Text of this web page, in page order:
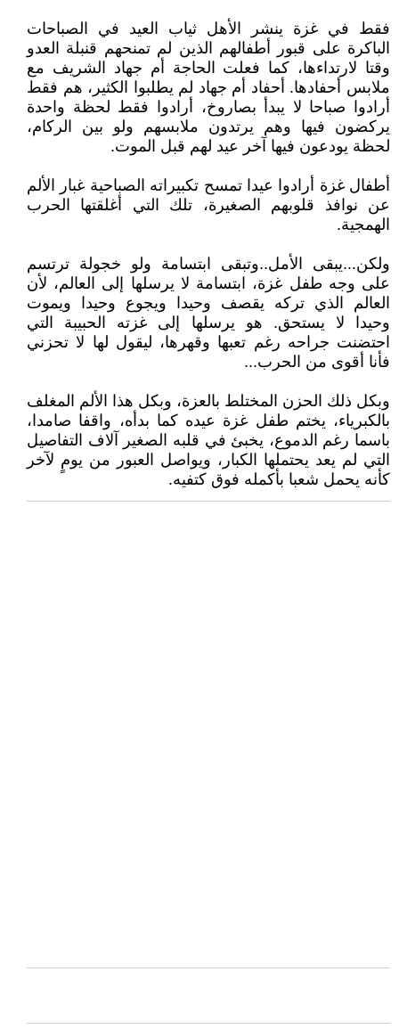
فقط في غزة ينشر الأهل ثياب العيد في الصباحات
الباكرة على قبور أطفالهم الذين لم تمنحهم قنبلة العدو
وقتا لارتداءها، كما فعلت الحاجة أم جهاد الشريف مع
ملابس أحفادها. أحفاد أم جهاد لم يطلبوا الكثير، هم فقط
أرادوا صباحا لا يبدأ بصاروخ، أرادوا فقط لحظة واحدة
يركضون فيها وهم يرتدون ملابسهم ولو بين الركام،
لحظة يودعون فيها آخر عيد لهم قبل الموت.
أطفال غزة أرادوا عيدا تمسح تكبيراته الصباحية غبار الألم
عن نوافذ قلوبهم الصغيرة، تلك التي أغلقتها الحرب
الهمجية.
ولكن...يبقى الأمل..وتبقى ابتسامة ولو خجولة ترتسم
على وجه طفل غزة، ابتسامة لا يرسلها إلى العالم، لأن
العالم الذي تركه يقصف وحيدا ويجوع وحيدا ويموت
وحيدا لا يستحق. هو يرسلها إلى غزته الحبيبة التي
احتضنت جراحه رغم تعبها وقهرها، ليقول لها لا تحزني
فأنا أقوى من الحرب...
وبكل ذلك الحزن المختلط بالعزة، وبكل هذا الألم المغلف
بالكبرياء، يختم طفل غزة عيده كما بدأه، واقفا صامدا،
باسما رغم الدموع، يخبئ في قلبه الصغير آلاف التفاصيل
التي لم يعد يحتملها الكبار، ويواصل العبور من يومٍ لآخر
كأنه يحمل شعبا بأكمله فوق كتفيه.